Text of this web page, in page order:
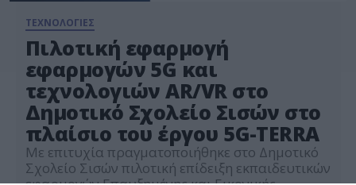
ΤΕΧΝΟΛΟΓΙΕΣ
Πιλοτική εφαρμογή
εφαρμογών 5G και
τεχνολογιών AR/VR στο
Δημοτικό Σχολείο Σισών στο
πλαίσιο του έργου 5G-TERRA
Με επιτυχία πραγματοποιήθηκε στο Δημοτικό
Σχολείο Σισών πιλοτική επίδειξη εκπαιδευτικών